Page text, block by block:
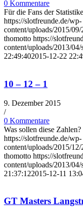
0 Kommentare
Für die Fans der
https://slotfreunde.de/wp-
content/uploads/2015/
thomotto https://
content/uploads/2013/
22:49:402015-12-22
10 – 12 – 1
9. Dezember 2015
/
0 Kommentare
Was sollen diese
https://slotfreunde.de/wp-
content/uploads/2015/
thomotto https://
content/uploads/2013/
21:37:122015-12-11
GT Masters